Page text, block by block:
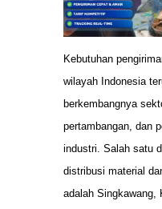
Kebutuhan
wilayah Indonesia
berkembangnya
pertambangan, dan
industri. Salah satu
distribusi material
adalah Singkawang,